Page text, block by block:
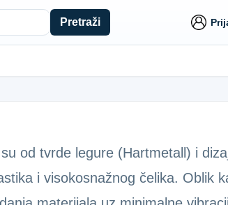
Pretraži
12
od tvrde legure (Hartmetall) i
i visokosnažnog čelika. Oblik